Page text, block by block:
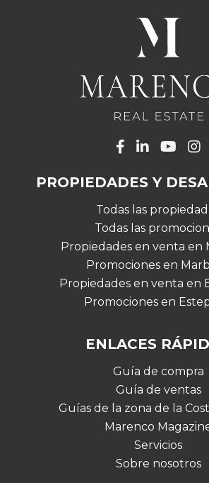
PROPIEDADES Y
Todas las
Todas las
Propiedades en venta en
Promociones en
Propiedades en venta en
Promociones en
ENLACES
Guía de compra
Guía de ventas
Guías de la zona de la
Marenco
Servicios
Sobre nosotros